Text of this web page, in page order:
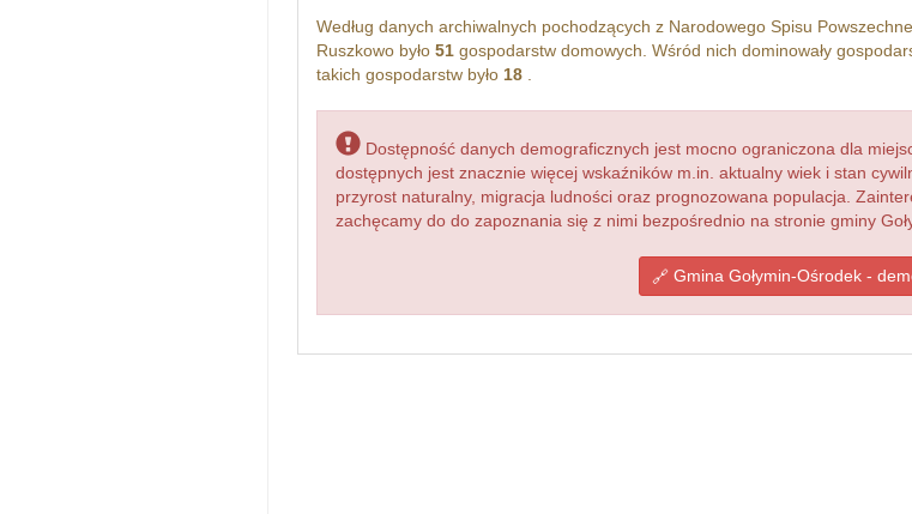
Według danych archiwalnych pochodzących z Narodowego Spisu
Ruszkowo było 51gospodarstw domowych. Wśród nich dominowały
takich gospodarstw było 18.
Dostępność danych demograficznych jest mocno ograniczona dla
dostępnych jest znacznie więcej wskaźników m.in. aktualny wiek i stan
przyrost naturalny, migracja ludności oraz prognozowana populacja.
zachęcamy do do zapoznania się z nimi bezpośrednio na stronie gminy
Gmina Gołymin-Ośrodek -